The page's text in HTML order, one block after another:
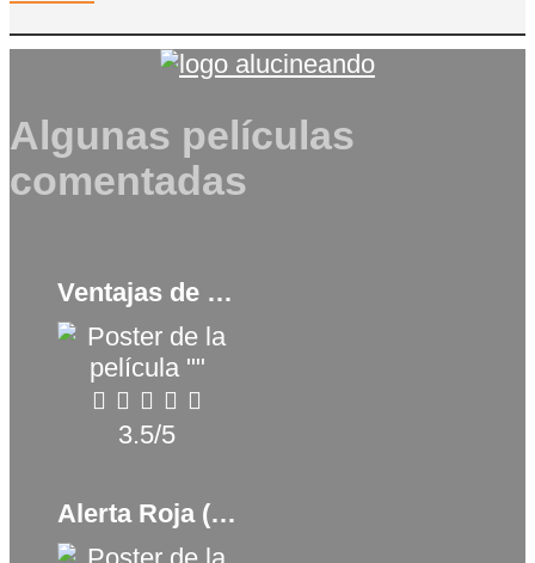
Algunas películas
comentadas
Ventajas de viajar en tren (2019)
3.5/5
Alerta Roja (2019)